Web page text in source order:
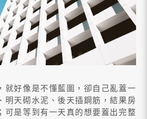
就好像是不懂藍圖，卻自己亂蓋一
明天砌水泥、後天插鋼筋，結果房
可是等到有一天真的想要蓋出完整